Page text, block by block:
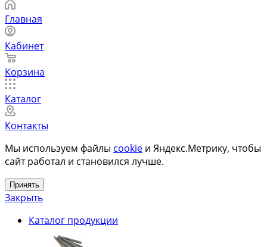
Главная
Кабинет
Корзина
Каталог
Контакты
Мы используем файлы cookie и Яндекс.Метрику, чтобы
сайт работал и становился лучше.
Принять
Закрыть
Каталог продукции